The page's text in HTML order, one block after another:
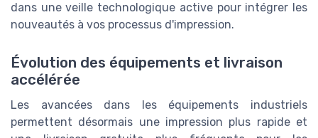
dans une veille technologique active pour intégrer les
nouveautés à vos processus d'impression.
Évolution des équipements et livraison
accélérée
Les avancées dans les équipements industriels
permettent désormais une impression plus rapide et